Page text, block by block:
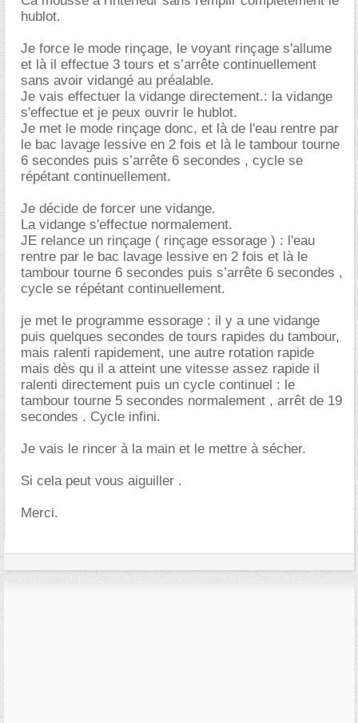
hublot.
Je force le mode rinçage, le voyant rinçage s'allume
et là il effectue 3 tours et s’arrête continuellement
sans avoir vidangé au préalable.
Je vais effectuer la vidange directement.: la vidange
s'effectue et je peux ouvrir le hublot.
Je met le mode rinçage donc, et là de l'eau rentre par
le bac lavage lessive en 2 fois et là le tambour tourne
6 secondes puis s’arrête 6 secondes , cycle se
répétant continuellement.
Je décide de forcer une vidange.
La vidange s'effectue normalement.
JE relance un rinçage ( rinçage essorage ) : l'eau
rentre par le bac lavage lessive en 2 fois et là le
tambour tourne 6 secondes puis s’arrête 6 secondes ,
cycle se répétant continuellement.
je met le programme essorage : il y a une vidange
puis quelques secondes de tours rapides du tambour,
mais ralenti rapidement, une autre rotation rapide
mais dès qu il a atteint une vitesse assez rapide il
ralenti directement puis un cycle continuel : le
tambour tourne 5 secondes normalement , arrêt de 19
secondes . Cycle infini.
Je vais le rincer à la main et le mettre à sécher.
Si cela peut vous aiguiller .
Merci.